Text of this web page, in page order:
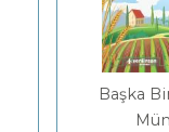
Başka